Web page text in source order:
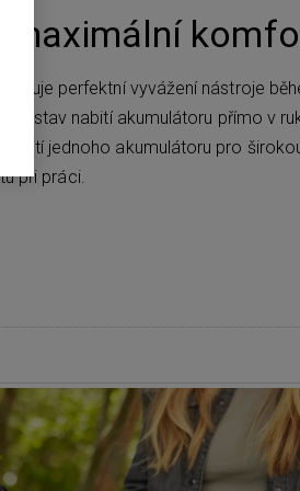
maximální
perfektní vyvážení nástroje
stav nabití akumulátoru přímo v
jednoho akumulátoru pro
při práci.